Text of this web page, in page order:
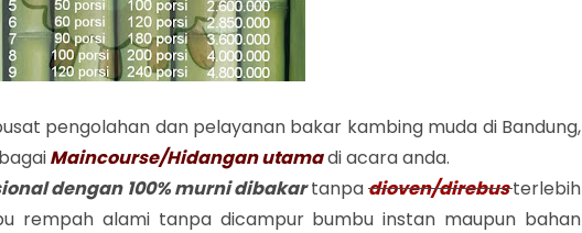
pengolahan dan pelayanan bakar kambing muda di Bandung,
Maincourse/Hidangan utamadi acara anda.
dengan 100% murni dibakar tanpadioven/direbusterlebih
rempah alami tanpa dicampur bumbu instan maupun bahan